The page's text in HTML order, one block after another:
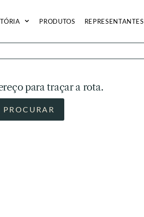
PRODUTOS REPRESENTANTES
para traçar a rota.